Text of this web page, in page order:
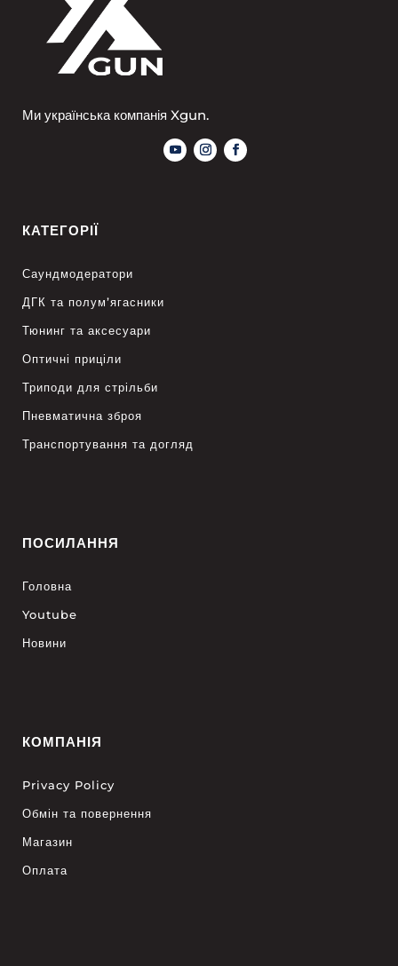
Ми українська компанія Xgun.
КАТЕГОРІЇ
Саундмодератори
ДГК та полум’ягасники
Тюнинг та аксесуари
Оптичні приціли
Триподи для стрільби
Пневматична зброя
Транспортування та догляд
ПОСИЛАННЯ
Головна
Youtube
Новини
КОМПАНІЯ
Privacy Policy
Обмін та повернення
Магазин
Оплата